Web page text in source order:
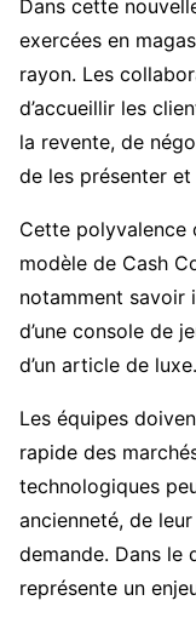
Dans cette
exercées en
rayon. Les
d’accueillir les
la revente, de
de les présenter
Cette polyvalence
modèle de Cash
notamment savoir
d’une console de
d’un article de luxe.
Les équipes
rapide des
technologiques
ancienneté, de
demande. Dans le
représente un